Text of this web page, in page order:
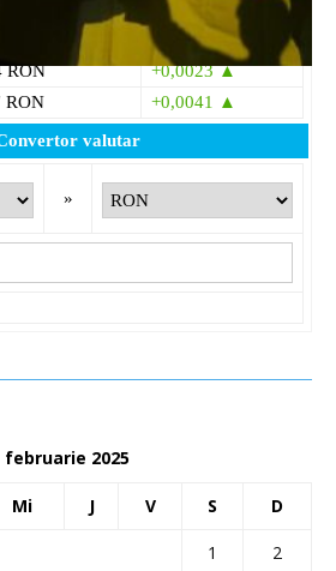
+0,0041 ▲
+0,0077 ▲
RON
+0,0023 ▲
RON
+0,0041 ▲
valutar
»
februarie 2025
Mi J V S D
1
2